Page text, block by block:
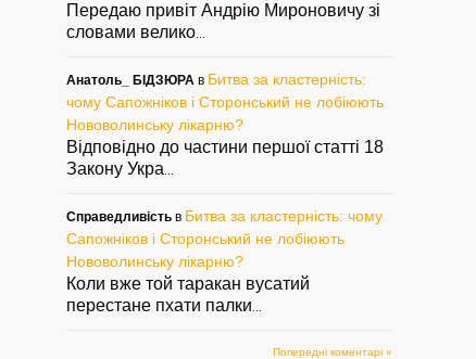
Передаю привіт Андрію Мироновичу зі
словами велико
Анатоль_ БІДЗЮРА в Битва за кластерність:
чому Сапожніков і Сторонський не лобіюють
Нововолинську лікарню?
Відповідно до частини першої статті 18
Закону Укра
Справедливість в Битва за кластерність: чому
Сапожніков і Сторонський не лобіюють
Нововолинську лікарню?
Коли вже той таракан вусатий
перестане пхати палки
Попередні коментарі »